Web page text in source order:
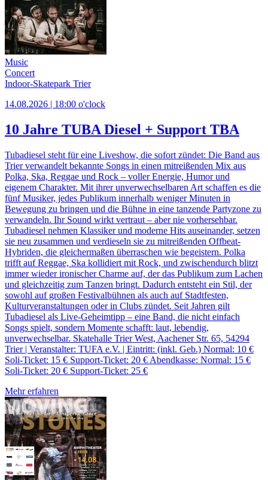
Music
Concert
Indoor-Skatepark Trier
14.08.2026 | 18:00 o'clock
10 Jahre TUBA Diesel + Support TBA
Tubadiesel steht für eine Liveshow, die sofort zündet: Die Band aus
Trier verwandelt bekannte Songs in einen mitreißenden Mix aus
Polka, Ska, Reggae und Rock – voller Energie, Humor und
eigenem Charakter. Mit ihrer unverwechselbaren Art schaffen es die
fünf Musiker, jedes Publikum innerhalb weniger Minuten in
Bewegung zu bringen und die Bühne in eine tanzende Partyzone zu
verwandeln. Ihr Sound wirkt vertraut – aber nie vorhersehbar.
Tubadiesel nehmen Klassiker und moderne Hits auseinander, setzen
sie neu zusammen und verdieseln sie zu mitreißenden Offbeat-
Hybriden, die gleichermaßen überraschen wie begeistern. Polka
trifft auf Reggae, Ska kollidiert mit Rock, und zwischendurch blitzt
immer wieder ironischer Charme auf, der das Publikum zum Lachen
und gleichzeitig zum Tanzen bringt. Dadurch entsteht ein Stil, der
sowohl auf großen Festivalbühnen als auch auf Stadtfesten,
Kulturveranstaltungen oder in Clubs zündet. Seit Jahren gilt
Tubadiesel als Live-Geheimtipp – eine Band, die nicht einfach
Songs spielt, sondern Momente schafft: laut, lebendig,
unverwechselbar. Skatehalle Trier West, Aachener Str. 65, 54294
Trier | Veranstalter: TUFA e.V. | Eintritt: (inkl. Geb.) Normal: 10 €
Soli-Ticket: 15 € Support-Ticket: 20 € Abendkasse: Normal: 15 €
Soli-Ticket: 20 € Support-Ticket: 25 €
Mehr erfahren